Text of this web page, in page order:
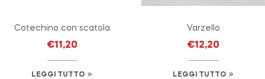
Cotechino con scatola
€11,20
LEGGI TUTTO
Varzello
€12,20
LEGGI TUTTO